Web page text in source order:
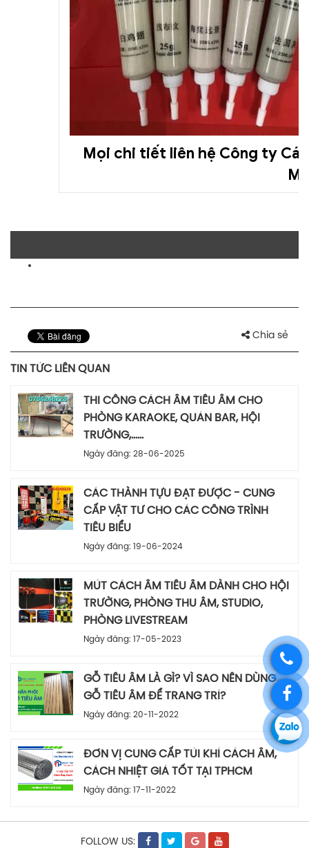
Mọi chi tiết liên hệ Công ty
Chia sẻ
TIN TỨC LIÊN QUAN
THI CÔNG CÁCH ÂM TIÊU ÂM CHO
PHÒNG KARAOKE, QUÁN BAR, HỘI
TRƯỜNG,......
Ngày đăng: 28-06-2025
CÁC THÀNH TỰU ĐẠT ĐƯỢC - CUNG
CẤP VẬT TƯ CHO CÁC CÔNG TRÌNH
TIÊU BIỂU
Ngày đăng: 19-06-2024
MÚT CÁCH ÂM TIÊU ÂM DÀNH CHO HỘI
TRƯỜNG, PHÒNG THU ÂM, STUDIO,
PHÒNG LIVESTREAM
Ngày đăng: 17-05-2023
GỖ TIÊU ÂM LÀ GÌ? VÌ SAO NÊN DÙNG
GỖ TIÊU ÂM ĐỂ TRANG TRÍ?
Ngày đăng: 20-11-2022
ĐƠN VỊ CUNG CẤP TÚI KHÍ CÁCH ÂM,
CÁCH NHIỆT GIÁ TỐT TẠI TPHCM
Ngày đăng: 17-11-2022
FOLLOW US: